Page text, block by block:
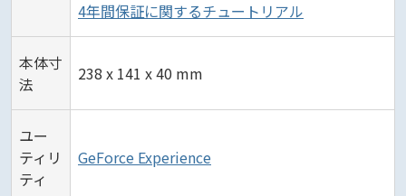
4年間保証に関するチュートリアル
本体寸
法
238 x 141 x 40 mm
ユー
ティリ
ティ
GeForce Experience